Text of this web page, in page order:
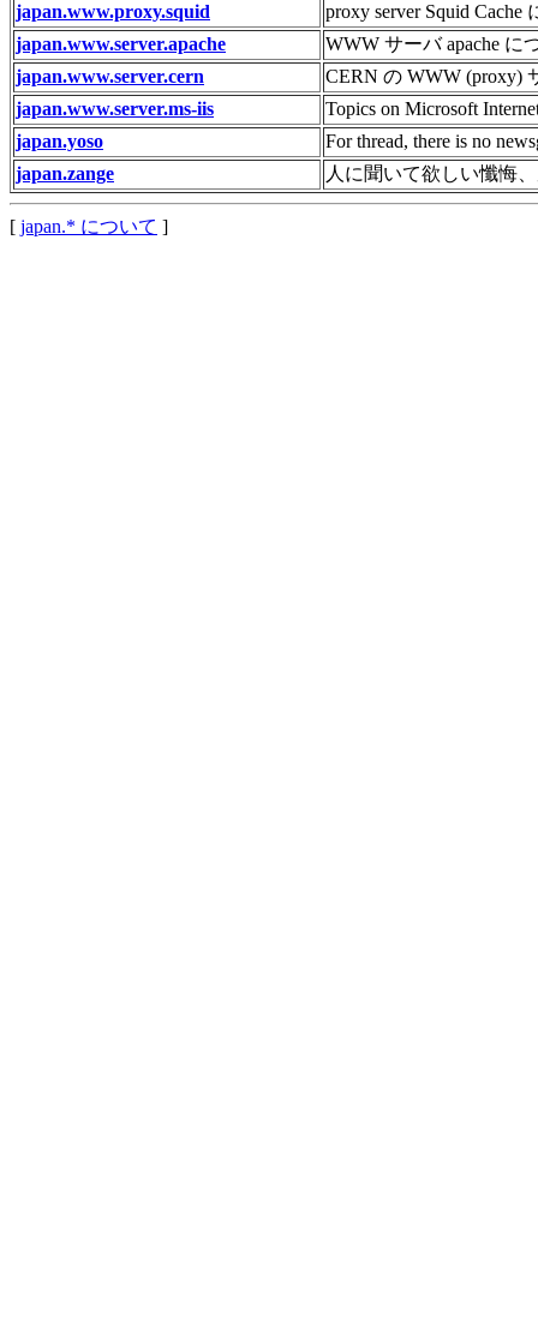
japan.www.proxy.squid
proxy server Squid Cache
japan.www.server.apache
WWW サーバ apache に
japan.www.server.cern
CERN の WWW (proxy)
japan.www.server.ms-iis
Topics on Microsoft
japan.yoso
For thread, there is no
japan.zange
人に聞いて欲しい懺悔
[ japan.* について ]